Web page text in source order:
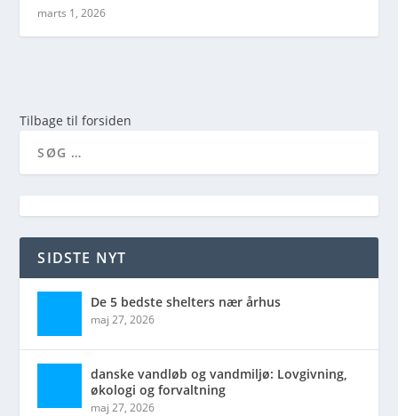
marts 1, 2026
Tilbage til forsiden
SIDSTE NYT
De 5 bedste shelters nær århus
maj 27, 2026
danske vandløb og vandmiljø: Lovgivning,
økologi og forvaltning
maj 27, 2026